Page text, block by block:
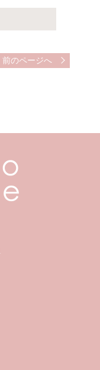
前のページへ